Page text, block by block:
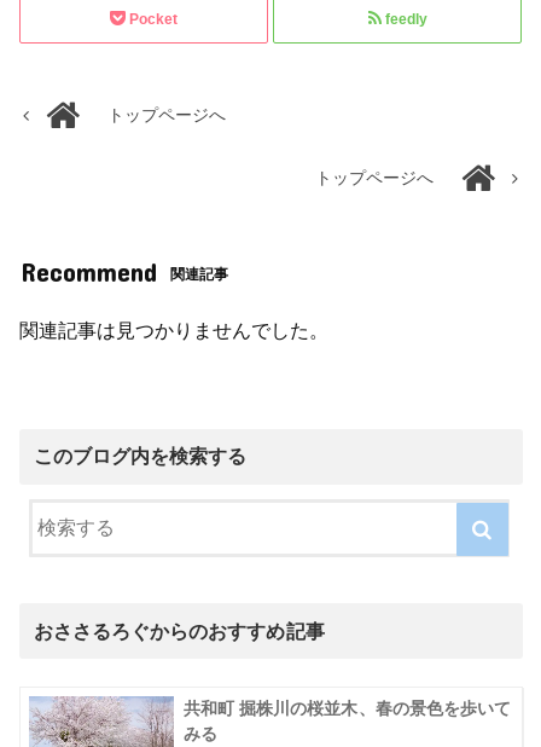
Pocket feedly
トップページへ
トップページへ
Recommend 関連記事
関連記事は見つかりませんでした。
このブログ内を検索する
おささるろぐからのおすすめ記事
共和町 掘株川の桜並木、春の景色を歩いて
みる